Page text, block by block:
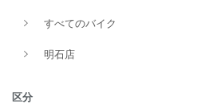
すべてのバイク
明石店
区分
新車
タイプ